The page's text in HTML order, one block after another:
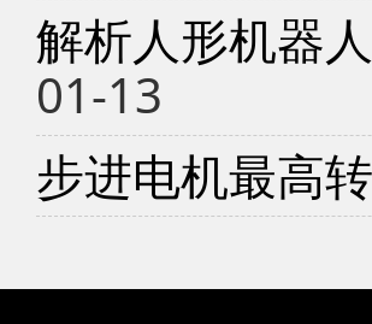
解析人形机器
01-13
步进电机最高